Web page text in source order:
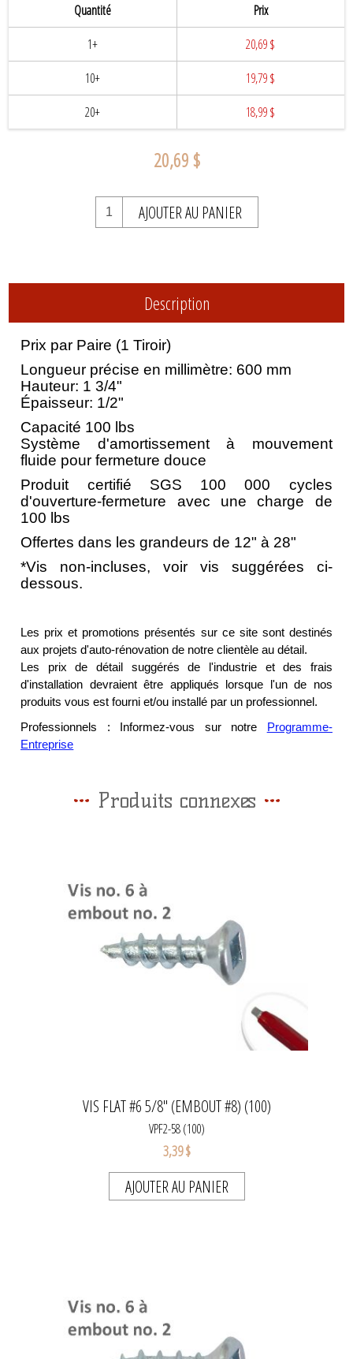
Quantité
1+
10+
20+
Prix
20,69 $
19,79 $
18,99 $
20,69 $
AJOUTER AU PANIER
Description
Prix par Paire (1 Tiroir)
Longueur précise en millimètre: 600 mm
Hauteur: 1 3/4"
Épaisseur: 1/2"
Capacité 100 lbs
Système d'amortissement à mouvement
fluide pour fermeture douce
Produit certifié SGS 100 000 cycles
d'ouverture-fermeture avec une charge de
100 lbs
Offertes dans les grandeurs de 12" à 28"
*Vis non-incluses, voir vis suggérées ci-
dessous.
Les prix et promotions présentés sur ce site sont destinés
aux projets d'auto-rénovation de notre clientèle au détail.
Les prix de détail suggérés de l'industrie et des frais
d'installation devraient être appliqués lorsque l'un de nos
produits vous est fourni et/ou installé par un professionnel.
Professionnels : Informez-vous sur notre
Programme-
Entreprise
Produits connexes
VIS FLAT #6 5/8" (EMBOUT #8) (100)
VPF2-58 (100)
3,39 $
AJOUTER AU PANIER